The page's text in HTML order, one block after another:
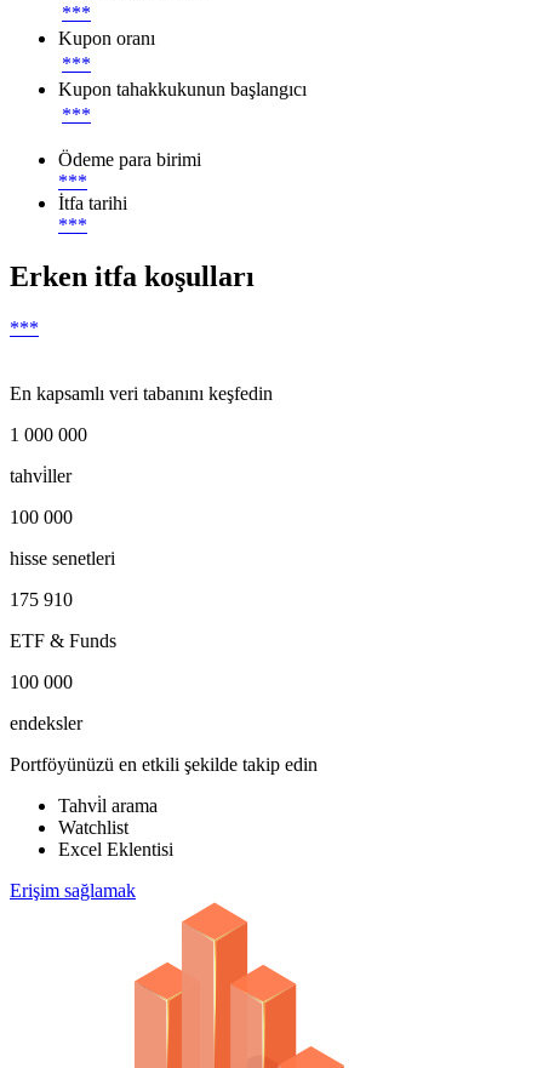
***
Kupon oranı
***
Kupon tahakkukunun başlangıcı
***
Ödeme para birimi
***
İtfa tarihi
***
Erken itfa koşulları
***
En kapsamlı veri tabanını keşfedin
1 000 000
tahvi̇ller
100 000
hisse senetleri
175 910
ETF & Funds
100 000
endeksler
Portföyünüzü en etkili şekilde takip edin
Tahvi̇l arama
Watchlist
Excel Eklentisi
Erişim sağlamak